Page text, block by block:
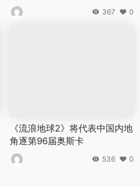
367 0
《流浪地球2》将代表中国内地
角逐第96届奥斯卡
536 0